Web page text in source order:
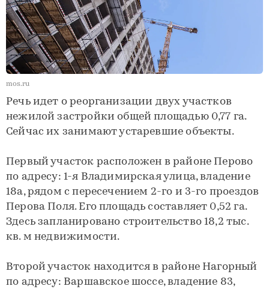
mos.ru
Речь идет о реорганизации двух участков
нежилой застройки общей площадью 0,77 га.
Сейчас их занимают устаревшие объекты.
Первый участок расположен в районе Перово
по адресу: 1-я Владимирская улица, владение
18а, рядом с пересечением 2-го и 3-го проездов
Перова Поля. Его площадь составляет 0,52 га.
Здесь запланировано строительство 18,2 тыс.
кв. м недвижимости.
Второй участок находится в районе Нагорный
по адресу: Варшавское шоссе, владение 83,